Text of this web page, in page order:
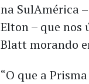
na SulAmérica
Elton – que nos
Blatt morando
“O que a